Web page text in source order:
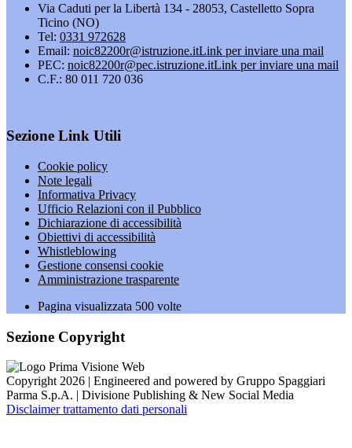
Via Caduti per la Libertà 134 - 28053, Castelletto Sopra
Ticino (NO)
Tel: 0331 972628
Email: noic82200r@istruzione.itLink per inviare una mail
PEC: noic82200r@pec.istruzione.itLink per inviare una mail
C.F.: 80 011 720 036
Sezione Link Utili
Cookie policy
Note legali
Informativa Privacy
Ufficio Relazioni con il Pubblico
Dichiarazione di accessibilità
Obiettivi di accessibilità
Whistleblowing
Gestione consensi cookie
Amministrazione trasparente
Pagina visualizzata 500 volte
Sezione Copyright
Copyright 2026 | Engineered and powered by Gruppo Spaggiari
Parma S.p.A. | Divisione Publishing & New Social Media
Disclaimer trattamento dati personali